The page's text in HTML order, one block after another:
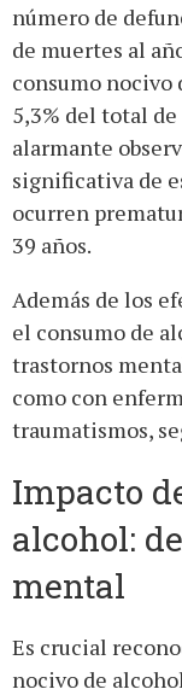
número de
de muertes al
consumo nocivo
5,3% del total
alarmante
significativa de
ocurren
39 años.
Además de los
el consumo de
trastornos
como con
traumatismos,
Impacto
alcohol:
mental
Es crucial
nocivo de